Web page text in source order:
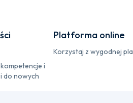
i
do nowych
Platforma online
Korzystaj z wygodnej